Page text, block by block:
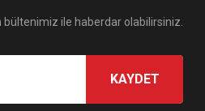
bültenimiz ile haberdar olabilirsiniz.
KAYDET